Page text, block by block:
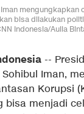
mengungkapkan
bisa dilakukan
Indonesia/Aulia
--
Sohibul Iman,
Korupsi
bisa menjadi